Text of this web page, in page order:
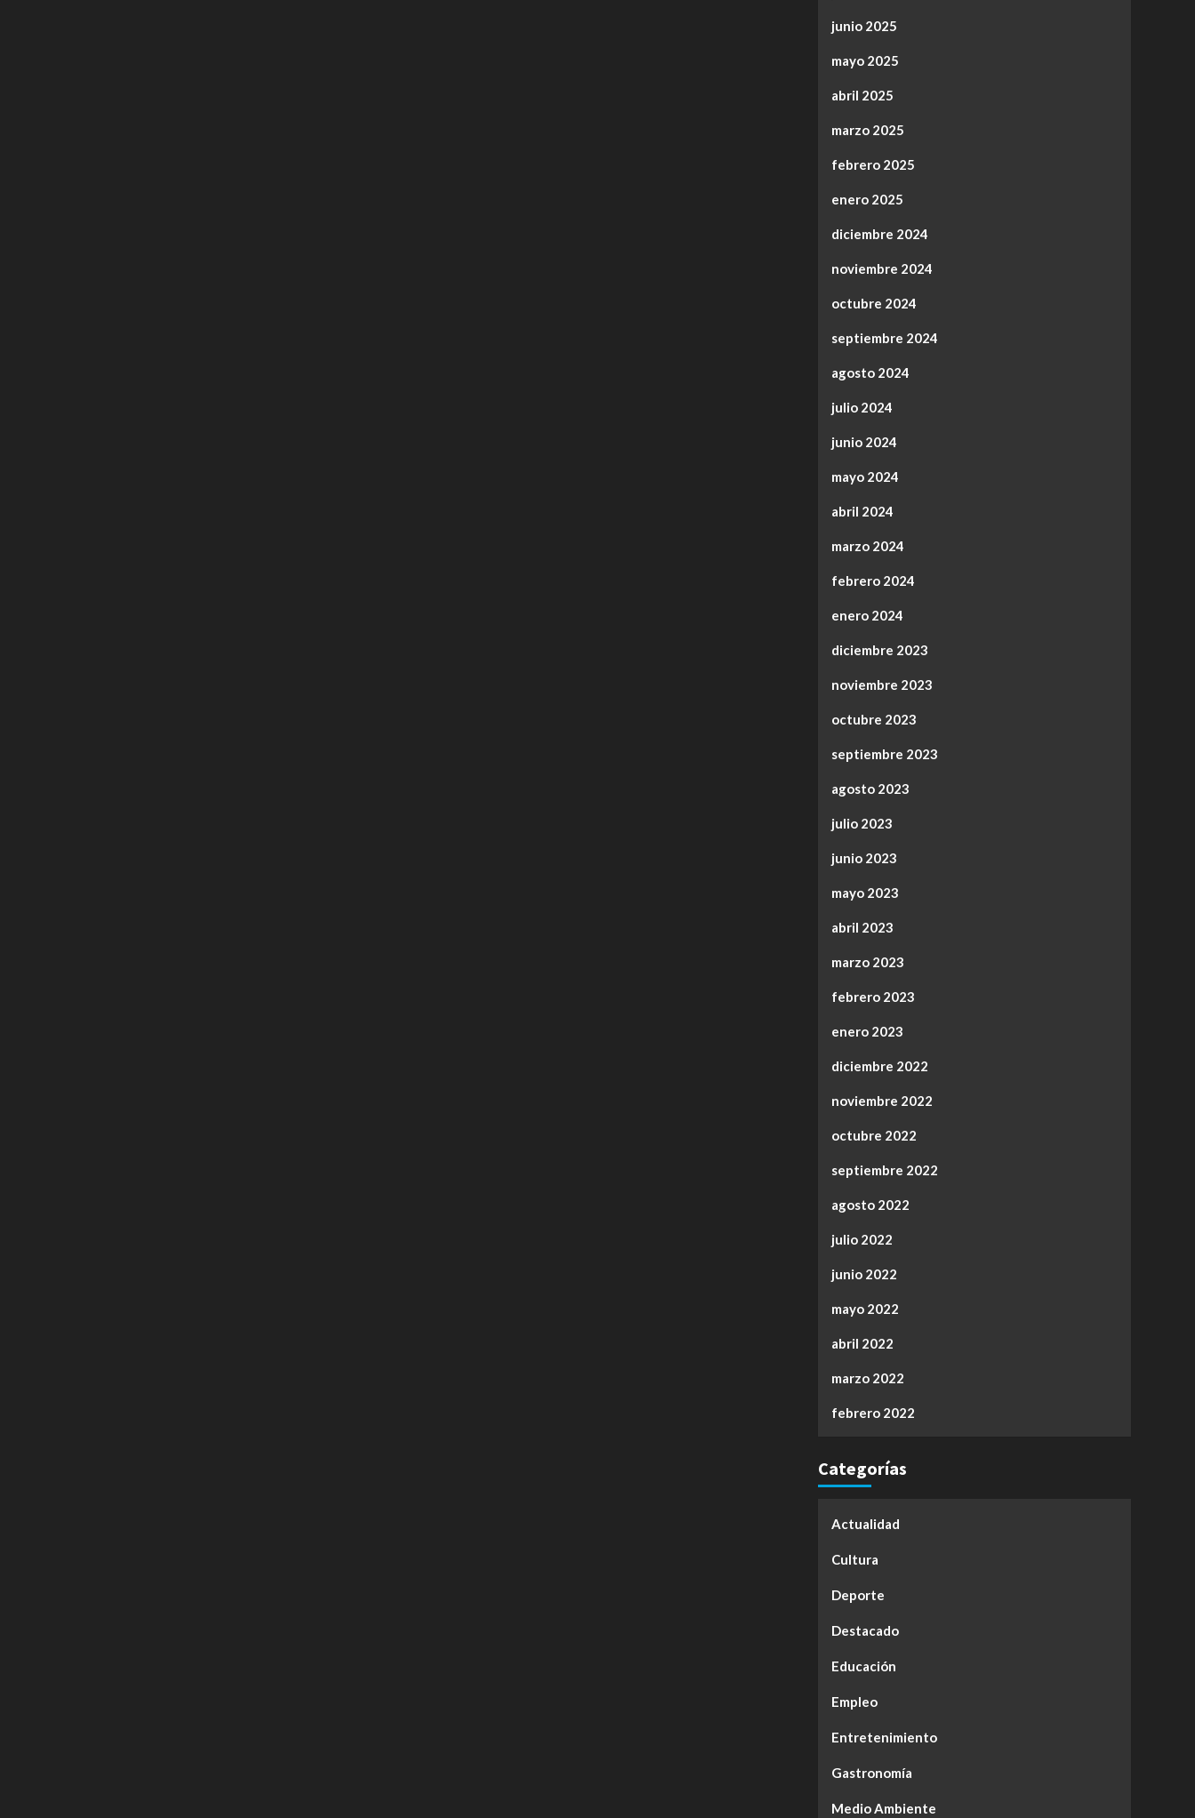
junio 2025
mayo 2025
abril 2025
marzo 2025
febrero 2025
enero 2025
diciembre 2024
noviembre 2024
octubre 2024
septiembre 2024
agosto 2024
julio 2024
junio 2024
mayo 2024
abril 2024
marzo 2024
febrero 2024
enero 2024
diciembre 2023
noviembre 2023
octubre 2023
septiembre 2023
agosto 2023
julio 2023
junio 2023
mayo 2023
abril 2023
marzo 2023
febrero 2023
enero 2023
diciembre 2022
noviembre 2022
octubre 2022
septiembre 2022
agosto 2022
julio 2022
junio 2022
mayo 2022
abril 2022
marzo 2022
febrero 2022
Categorías
Actualidad
Cultura
Deporte
Destacado
Educación
Empleo
Entretenimiento
Gastronomía
Medio Ambiente